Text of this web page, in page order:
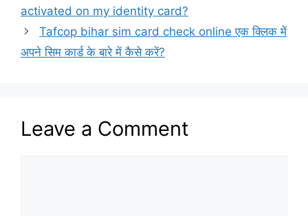
activated on my identity card?
Tafcop bihar sim card check online एक क्लिक में
अपने सिम कार्ड के बारे में कैसे करें?
Leave a Comment